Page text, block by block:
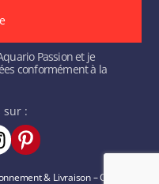
Passion et je
conformément à la
sur :
& Livraison–Conditions